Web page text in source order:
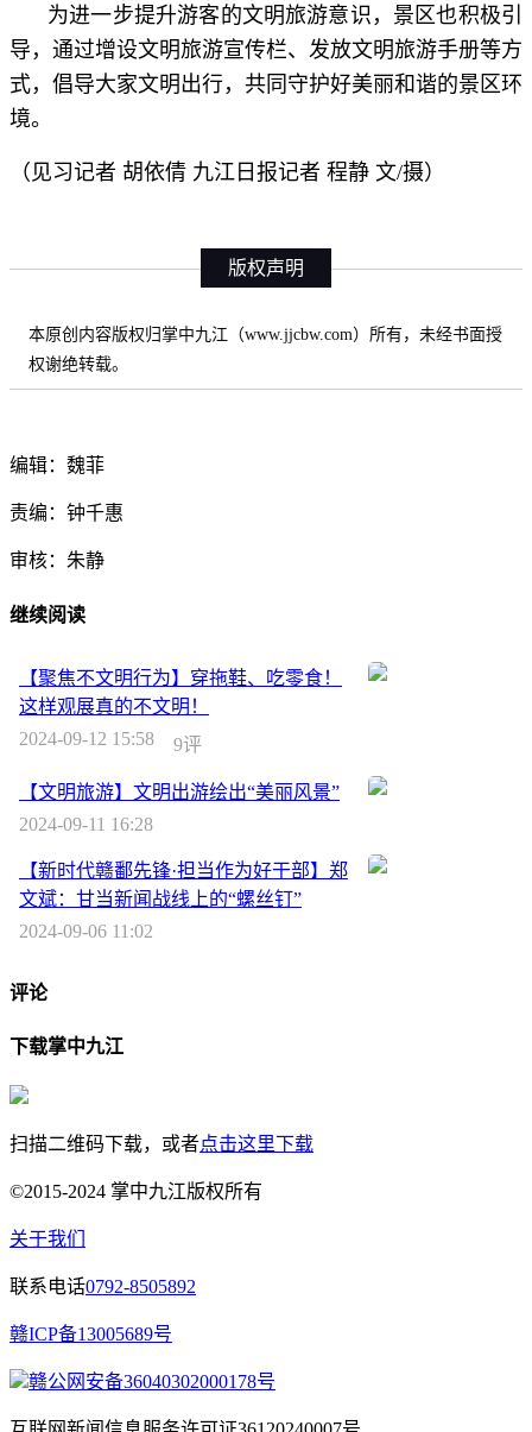
为进一步提升游客的文明旅游意识，景区也积极引
导，通过增设文明旅游宣传栏、发放文明旅游手册等方
式，倡导大家文明出行，共同守护好美丽和谐的景区环
境。
（见习记者 胡依倩 九江日报记者 程静 文/摄）
版权声明
本原创内容版权归掌中九江（www.jjcbw.com）所有，未经书面授
权谢绝转载。
编辑：魏菲
责编：钟千惠
审核：朱静
继续阅读
【聚焦不文明行为】穿拖鞋、吃零食！
这样观展真的不文明！
2024-09-12 15:58
9评
【文明旅游】文明出游绘出“美丽风景”
2024-09-11 16:28
【新时代赣鄱先锋·担当作为好干部】郑
文斌：甘当新闻战线上的“螺丝钉”
2024-09-06 11:02
评论
下载掌中九江
扫描二维码下载，或者点击这里下载
©2015-2024 掌中九江版权所有
关于我们
联系电话0792-8505892
赣ICP备13005689号
赣公网安备36040302000178号